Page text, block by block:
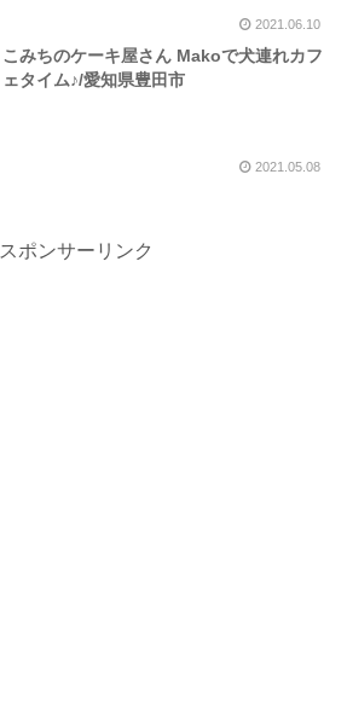
2021.06.10
こみちのケーキ屋さん Makoで犬連れカフ
ェタイム♪/愛知県豊田市
2021.05.08
スポンサーリンク